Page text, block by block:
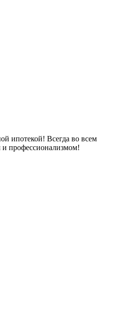
ипотекой! Всегда во всем
и профессионализмом!